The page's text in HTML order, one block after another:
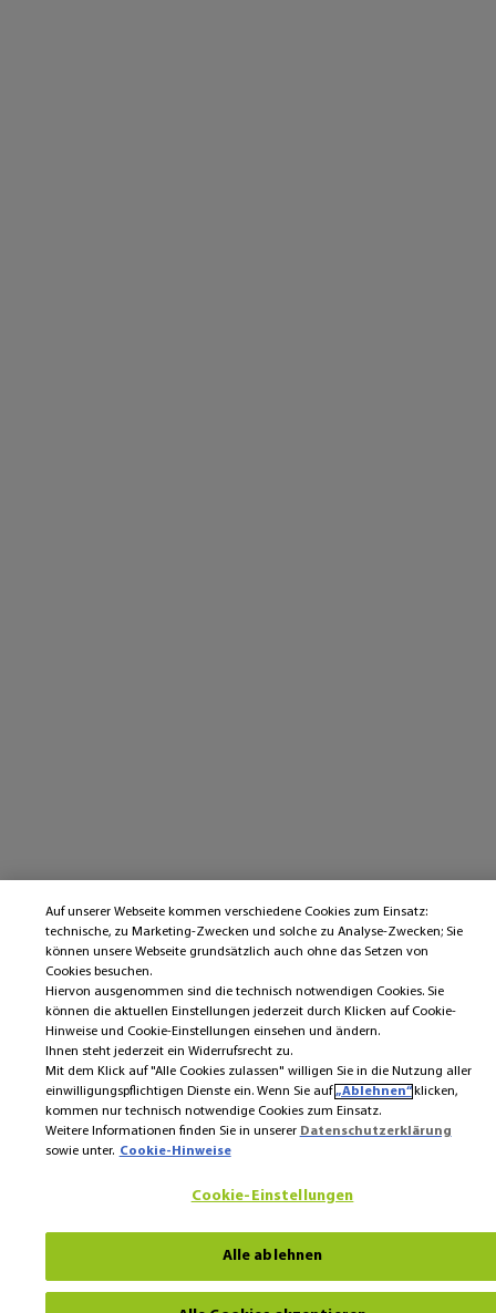
Auf unserer Webseite kommen verschiedene Cookies zum Einsatz:
technische, zu Marketing-Zwecken und solche zu Analyse-Zwecken; Sie
können unsere Webseite grundsätzlich auch ohne das Setzen von
Cookies besuchen.
Hiervon ausgenommen sind die technisch notwendigen Cookies. Sie
können die aktuellen Einstellungen jederzeit durch Klicken auf Cookie-
Hinweise und Cookie-Einstellungen einsehen und ändern.
Ihnen steht jederzeit ein Widerrufsrecht zu.
Mit dem Klick auf "Alle Cookies zulassen" willigen Sie in die Nutzung aller
einwilligungspflichtigen Dienste ein. Wenn Sie auf„Ablehnen“ klicken,
kommen nur technisch notwendige Cookies zum Einsatz.
Weitere Informationen finden Sie in unserer Datenschutzerklärung
sowie unter. Cookie-Hinweise
Cookie-Einstellungen
Alle ablehnen